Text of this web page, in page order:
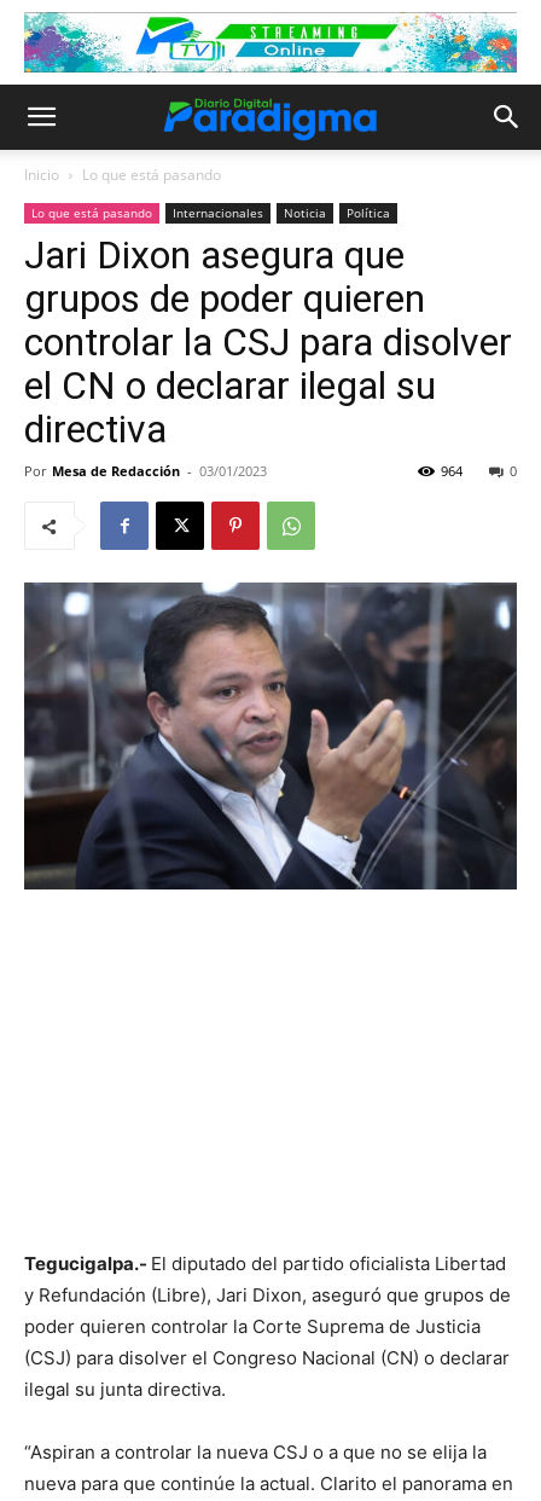
Inicio Lo que está pasando
Lo que está pasando Internacionales Noticia Política
Jari Dixon asegura que
grupos de poder quieren
controlar la CSJ para disolver
el CN o declarar ilegal su
directiva
Por Mesa de Redacción - 03/01/2023 0
964
Tegucigalpa.- El diputado del partido oficialista Libertad
y Refundación (Libre), Jari Dixon, aseguró que grupos de
poder quieren controlar la Corte Suprema de Justicia
(CSJ) para disolver el Congreso Nacional (CN) o declarar
ilegal su junta directiva.
“Aspiran a controlar la nueva CSJ o a que no se elija la
nueva para que continúe la actual. Clarito el panorama en